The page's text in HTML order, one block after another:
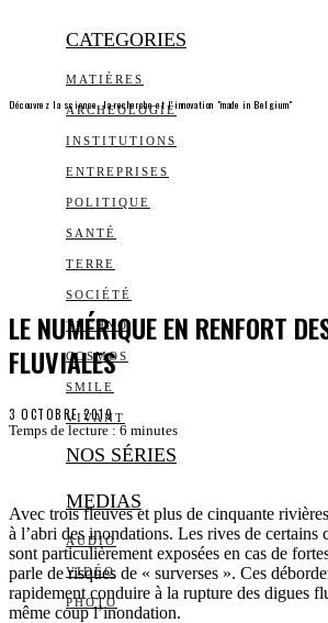
CATEGORIES
MATIÈRES
ARCHEOLOGIE
INSTITUTIONS
ENTREPRISES
POLITIQUE
SANTÉ
TERRE
SOCIÉTÉ
TECHNO
COSMOS
SMILE
VIVANT
NOS SÉRIES
MEDIAS
AUDIO
VIDÉO
PHOTO
Découvrez la science, la recherche et l’innovation "made in Belgium"
LE NUMÉRIQUE EN RENFORT
FLUVIALES
3 OCTOBRE 2019
Temps de lecture : 6 minutes
Avec trois fleuves et plus de cinquante
à l’abri des inondations. Les rives de certains
sont particulièrement exposées en cas de
parle de risques de « surverses ». Ces
rapidement conduire à la rupture des digues
même coup l’inondation.